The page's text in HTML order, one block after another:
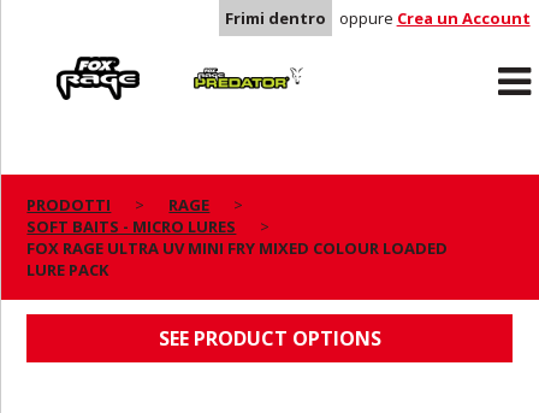
Frimi dentro oppure Crea un Account
Predator
PRODOTTI
RAGE
SOFT BAITS - MICRO LURES
FOX RAGE ULTRA UV MINI FRY MIXED COLOUR LOADED
LURE PACK
FOX RAGE ULTRA UV MINI FRY MIXED
COLOUR LOADED LURE PACK
SEE PRODUCT OPTIONS